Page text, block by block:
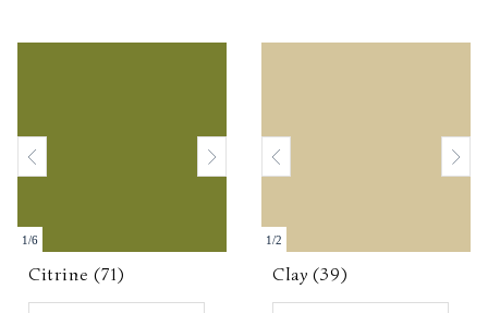
1/6
Citrine (71)
1/2
Clay (39)